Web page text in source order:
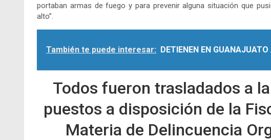
portaban armas de fuego y para prevenir alguna situación que
alto”.
También te puede interesar: DETIENEN EN
Todos fueron trasladados a
puestos a disposición de la
Materia de Delincuencia